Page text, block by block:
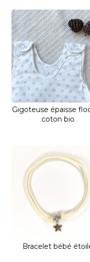
Gigoteuse épaisse
coton bio
Bracelet bébé